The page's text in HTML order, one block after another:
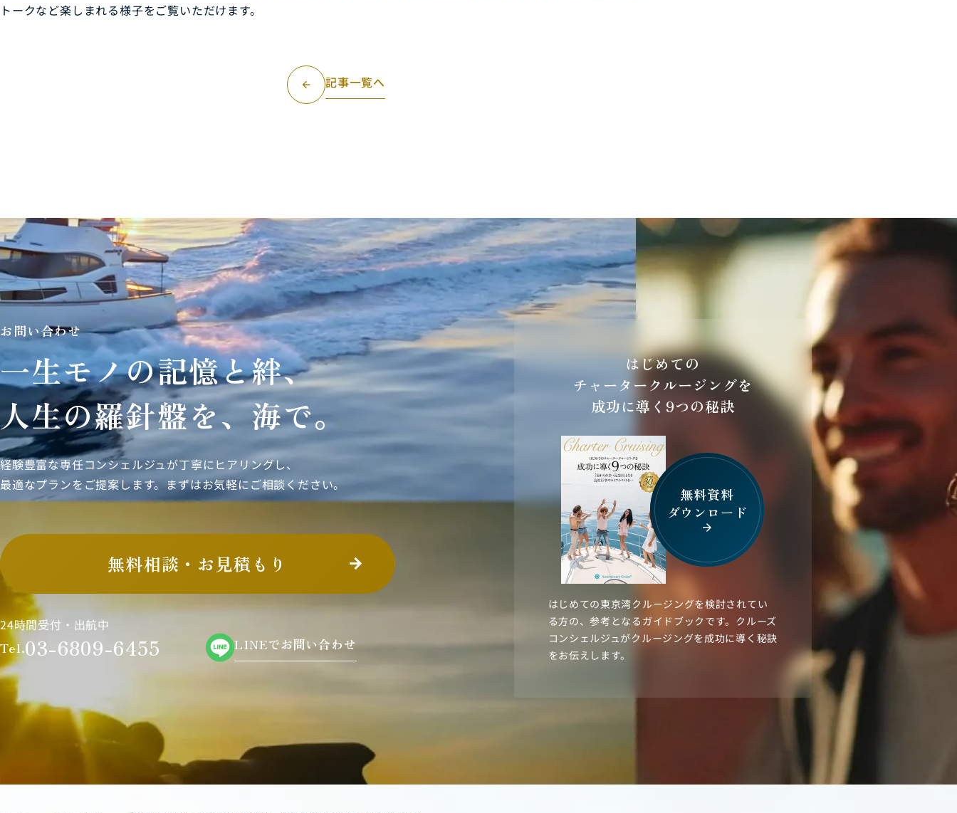
トークなど楽しまれる様子をご覧いただけます。
記事一覧へ
arrow_forward
お問い合わせ
一生モノの記憶と絆、
人生の羅針盤を、海で。
経験豊富な専任コンシェルジュが丁寧にヒアリングし、
最適なプランをご提案します。まずはお気軽にご相談ください。
無料相談・お見積もり
24時間受付・出航中
Tel.03-6809-6455 LINEでお問い合わせ
はじめての
チャータークルージングを
成功に導く9つの秘訣
無料資料
ダウンロード
arrow_forward
はじめての東京湾クルージングを検討されてい
る方の、参考となるガイドブックです。クルーズ
コンシェルジュがクルージングを成功に導く秘訣
をお伝えします。